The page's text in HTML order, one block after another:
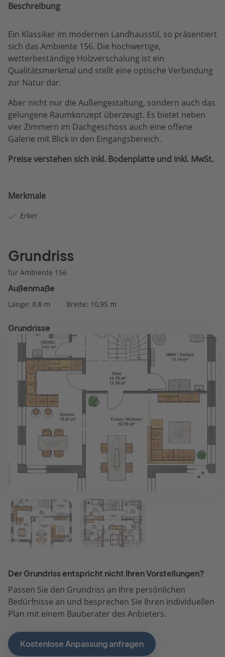
Beschreibung
Ein Klassiker im modernen Landhausstil, so präsentiert
sich das Ambiente 156. Die hochwertige,
wetterbeständige Holzverschalung ist ein
Qualitätsmerkmal und stellt eine optische Verbindung
zur Natur dar.
Aber nicht nur die Außengestaltung, sondern auch das
gelungene Raumkonzept überzeugt. Es bietet neben
vier Zimmern im Dachgeschoss auch eine offene
Galerie mit Blick in den Eingangsbereich.
Preise verstehen sich inkl. Bodenplatte und inkl. MwSt.
Merkmale
Erker
Grundriss
für Ambiente 156
Außenmaße
Länge: 8,8 m Breite: 10,95 m
Grundrisse
Der Grundriss entspricht nicht Ihren Vorstellungen?
Passen Sie den Grundriss an Ihre persönlichen
Bedürfnisse an und besprechen Sie Ihren individuellen
Plan mit einem Bauberater des Anbieters.
Kostenlose Anpassung anfragen